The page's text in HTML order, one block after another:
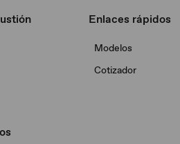
Enlaces rápidos
Modelos
Cotizador